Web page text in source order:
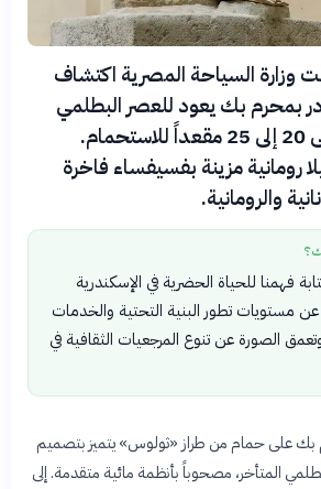
2026، أعلنت وزارة السياحة المصرية اكتشاف
بمحرم بك يعود للعصر البطلمي
المتأخر، يحتوي على 20 إلى 25 مقعداً للاستحمام.
رومانية مزينة بفسيفساء فاخرة
والرومانية.
فهمنا للحياة الحضرية في الإسكندرية
مستويات تطور البنية التحتية والخدمات
الصورة عن تنوع المرجعيات الثقافية في
بك على حمام من طراز «ثولوس» يتميز بتصميم
المتأخر، مصحوباً بأنظمة مائية متقدمة. إلى